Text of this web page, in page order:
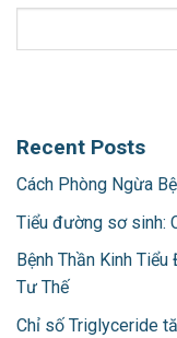
Recent Posts
Cách Phòng Ngừa
Tiểu đường sơ sinh:
Bệnh Thần Kinh
Tư Thế
Chỉ số Triglyceride